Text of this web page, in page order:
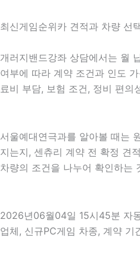
최신게임순위카 견적과 차량 선
개러지밴드강좌 상담에서는 월
여부에 따라 계약 조건과 인도
료비 부담, 보험 조건, 정비 편
서울예대연극과를 알아볼 때는
지는지, 센츄리 계약 전 확정 견
차량의 조건을 나누어 확인하는
2026년06월04일 15시45분 자
업체, 신규PC게임 차종, 계약